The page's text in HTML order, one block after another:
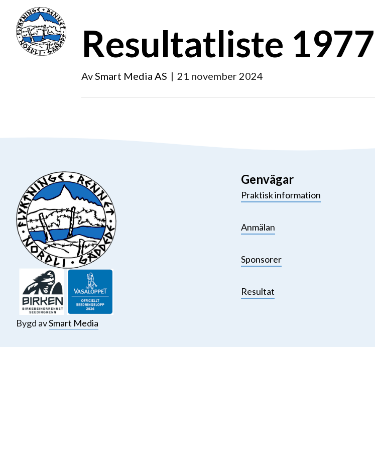
Resultatliste 1977
AvSmart Media AS | 21 november 2024
Genvägar
Praktisk information
Anmälan
Sponsorer
Resultat
Bygd avSmart Media